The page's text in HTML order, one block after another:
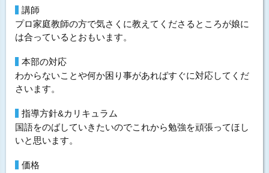
講師
プロ家庭教師の方で気さくに教えてくださるところが娘に
は合っているとおもいます。
本部の対応
わからないことや何か困り事があればすぐに対応してくだ
さいます。
指導方針&カリキュラム
国語をのばしていきたいのでこれから勉強を頑張ってほし
いと思います。
価格